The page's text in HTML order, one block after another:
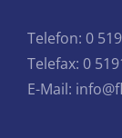
Telefon: 0
Telefax: 0
E-Mail: